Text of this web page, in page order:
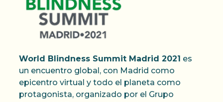
World Blindness Summit Madrid 2021 es
un encuentro global, con Madrid como
epicentro virtual y todo el planeta como
protagonista, organizado por el Grupo